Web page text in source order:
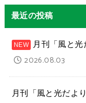
最近の投稿
月刊「風と
2026.08.03
月刊「風と光だよ